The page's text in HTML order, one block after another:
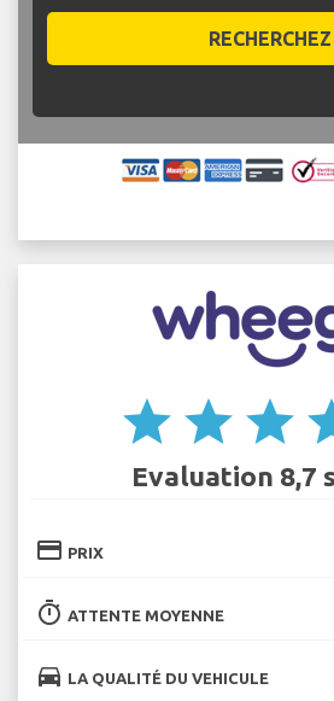
RECHERCHEZ
star star star
Evaluation 8,7
credit_card PRIX
timer ATTENTE MOYENNE
directions_car LA QUALITÉ DU VEHICULE